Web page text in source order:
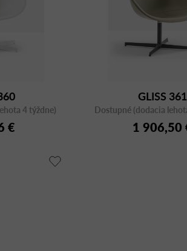
4 týždne)
€
GLISS 361
Dostupné (dodacia
1 906,50